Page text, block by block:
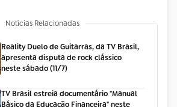
Notícias Relacionadas
Reality Duelo de Guitarras, da TV Brasil,
apresenta disputa de rock clássico
neste sábado (11/7)
TV Brasil estreia documentário "Manual
Básico da Educação Financeira" neste